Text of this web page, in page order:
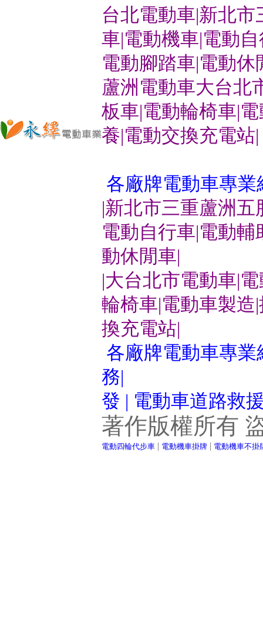
台北電動車|新北
車|電動機車|電動
電動腳踏車|電動休
蘆洲電動車大台北
板車|電動輪椅車|
養|電動交換充電站|
各廠牌電動車專業
|新北市三重蘆洲
電動自行車|電動
動休閒車|
|大台北市電動車|
輪椅車|電動車製造
換充電站|
各廠牌電動車專
務|
發 | 電動車道路救
著作版權所有
電動四輪代步車 | 電動機車掛牌 | 電動機車不掛